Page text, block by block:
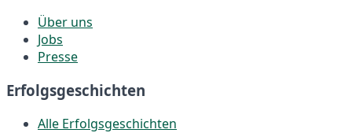
Über uns
Jobs
Presse
Erfolgsgeschichten
Alle Erfolgsgeschichten